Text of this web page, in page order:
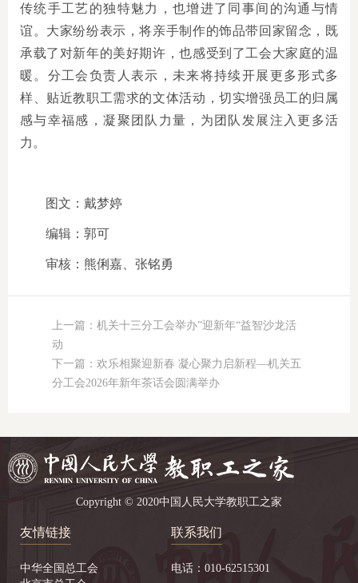
传统手工艺的独特魅力，也增进了同事间的沟通与情
谊。大家纷纷表示，将亲手制作的饰品带回家留念，既
承载了对新年的美好期许，也感受到了工会大家庭的温
暖。分工会负责人表示，未来将持续开展更多形式多
样、贴近教职工需求的文体活动，切实增强员工的归属
感与幸福感，凝聚团队力量，为团队发展注入更多活
力。
图文：戴梦婷
编辑：郭可
审核：熊俐嘉、张铭勇
上一篇：机关十三分工会举办”迎新年“益智沙龙活
动
下一篇：欢乐相聚迎新春 凝心聚力启新程—机关五
分工会2026年新年茶话会圆满举办
Copyright © 2020中国人民大学教职工之家
友情链接
中华全国总工会
联系我们
电话：010-62515301